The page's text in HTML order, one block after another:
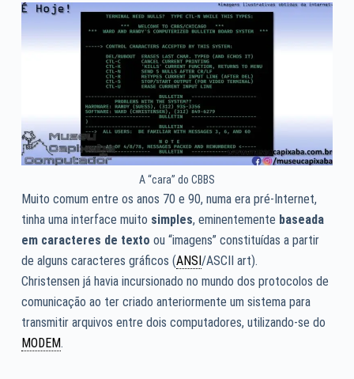
A “cara” do CBBS
Muito comum entre os anos 70 e 90, numa era pré-Internet,
tinha uma interface muito simples, eminentemente baseada
em caracteres de texto ou “imagens” constituídas a partir
de alguns caracteres gráficos (ANSI/ASCII art).
Christensen já havia incursionado no mundo dos protocolos de
comunicação ao ter criado anteriormente um sistema para
transmitir arquivos entre dois computadores, utilizando-se do
MODEM.